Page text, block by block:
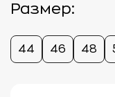
Размер:
44 46 48